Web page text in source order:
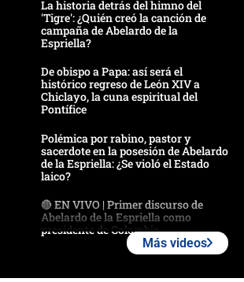
La historia detrás del himno del
'Tigre': ¿Quién creó la canción de
campaña de Abelardo de la
Espriella?
De obispo a Papa: así será el
histórico regreso de León XIV a
Chiclayo, la cuna espiritual del
Pontífice
Polémica por rabino, pastor y
sacerdote en la posesión de Abelardo
de la Espriella: ¿Se violó el Estado
laico?
🔴 EN VIVO | Primer discurso de
Abelardo de la Espriella como
presidente de Colombia
Más videos